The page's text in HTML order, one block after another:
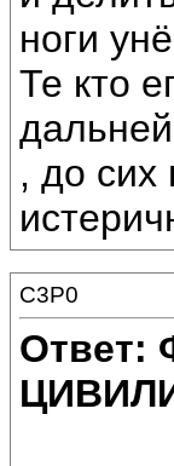
ноги
Те кто
, до сих
C3P0
Ответ: